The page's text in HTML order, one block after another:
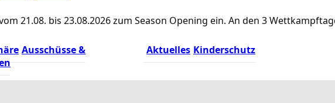
Ausschüsse &
Aktuelles Kinderschutz
21.08. bis 23.08.2026 zum Season Opening ein. An den 3